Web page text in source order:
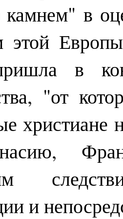
в
этой
в
"от
христиане
и